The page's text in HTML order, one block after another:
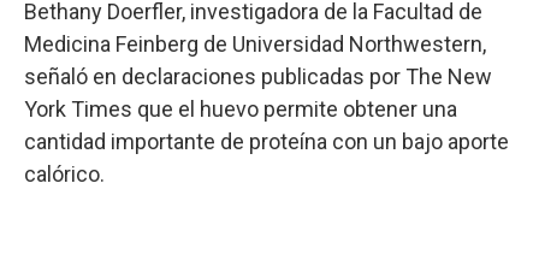
Bethany Doerfler, investigadora de la Facultad de
Medicina Feinberg de Universidad Northwestern,
señaló en declaraciones publicadas por The New
York Times que el huevo permite obtener una
cantidad importante de proteína con un bajo aporte
calórico.